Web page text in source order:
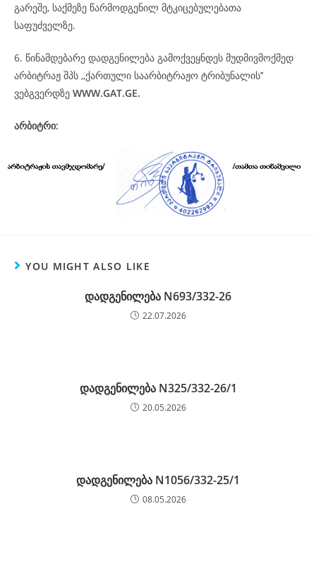
გარეშე, საქმეზე წარმოდგენილ მტკიცებულებათა
საფუძველზე.
6. წინამდებარე დადგენილება გამოქვეყნდეს მუდმივმოქმედ
არბიტრაჟ შპს ,,ქართული საარბიტრაჟო ტრიბუნალის’’
ვებგვერდზე WWW.GAT.GE.
არბიტრი:
YOU MIGHT ALSO LIKE
დადგენილება N693/332-26
22.07.2026
დადგენილება N325/332-26/1
20.05.2026
დადგენილება N1056/332-25/1
08.05.2026